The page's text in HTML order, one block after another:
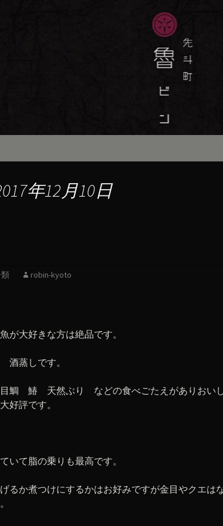
斗町の京料
」の公式ブ
で美味しい季節の京料理・和食
いて最新情報をおとどけします。
年12月10日
robin-kyoto
が大好きな方は絶品です。
蒸しです。
鯛 鰆 天然ぶり などの食べごたえがありおい
好評です。
いて脂の乗りも最高です。
るか煮つけにするかはお好みですが金目やクエは